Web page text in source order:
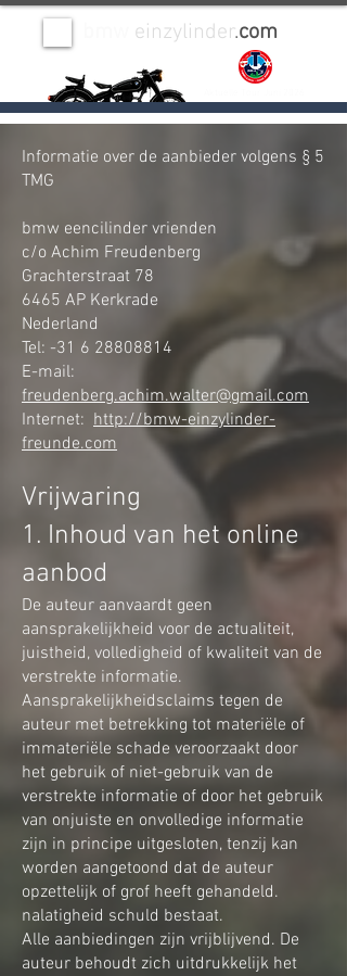
einzylinder.com
Informatie over de aanbieder volgens § 5
TMG
bmw eencilinder vrienden
c/o Achim Freudenberg
Grachterstraat 78
6465 AP Kerkrade
Nederland
Tel: -31 6 28808814
E-mail:
freudenberg.achim.walter@gmail.com
Internet: http://bmw-einzylinder-
freunde.com
Vrijwaring
1. Inhoud van het online
aanbod
De auteur aanvaardt geen
aansprakelijkheid voor de actualiteit,
juistheid, volledigheid of kwaliteit van de
verstrekte informatie.
Aansprakelijkheidsclaims tegen de
auteur met betrekking tot materiële of
immateriële schade veroorzaakt door
het gebruik of niet-gebruik van de
verstrekte informatie of door het gebruik
van onjuiste en onvolledige informatie
zijn in principe uitgesloten, tenzij kan
worden aangetoond dat de auteur
opzettelijk of grof heeft gehandeld.
nalatigheid schuld bestaat.
Alle aanbiedingen zijn vrijblijvend. De
auteur behoudt zich uitdrukkelijk het